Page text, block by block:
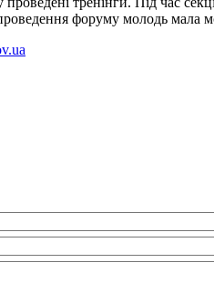
форуму молодь мала